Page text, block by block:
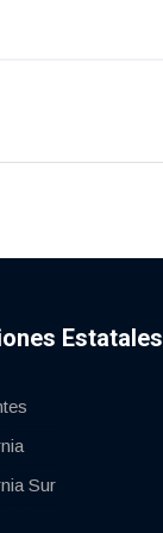
Estatales
Sur